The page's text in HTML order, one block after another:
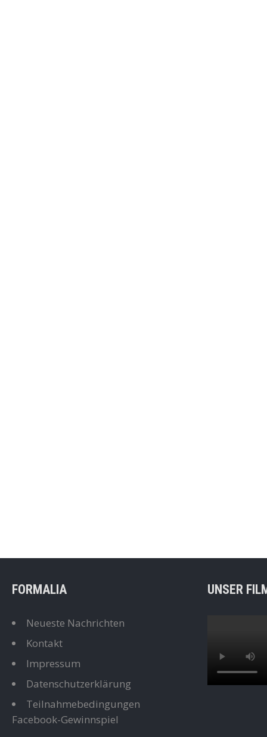
FORMALIA
Neueste Nachrichten
Kontakt
Impressum
Datenschutzerklärung
Teilnahmebedingungen
Facebook-Gewinnspiel
UNSER